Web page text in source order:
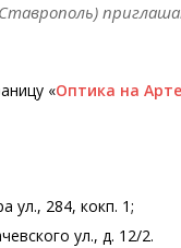
«Оптика на
ул., 284, кокп. 1;
ул., д. 12/2.